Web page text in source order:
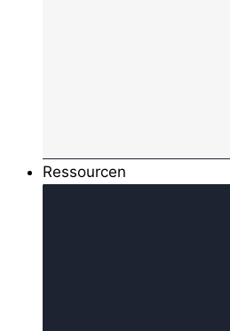
Ressourcen